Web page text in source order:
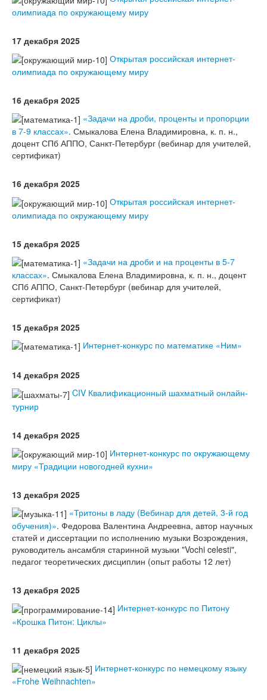
олимпиада по окружающему миру
17 декабря 2025
Открытая российская интернет-
олимпиада по окружающему миру
16 декабря 2025
«Задачи на дроби, проценты и пропорции
в 7-9 классах». Смыкалова Елена Владимировна, к. п. н.,
доцент СПб АППО, Санкт-Петербург (вебинар для учителей,
сертификат)
16 декабря 2025
Открытая российская интернет-
олимпиада по окружающему миру
15 декабря 2025
«Задачи на дроби и на проценты в 5-7
классах». Смыкалова Елена Владимировна, к. п. н., доцент
СПб АППО, Санкт-Петербург (вебинар для учителей,
сертификат)
15 декабря 2025
Интернет-конкурс по математике «Ним»
14 декабря 2025
CIV Квалификационный шахматный онлайн-
турнир
14 декабря 2025
Интернет-конкурс по окружающему
миру «Традиции новогодней кухни»
13 декабря 2025
«Тритоны в ладу (Вебинар для детей, 3-й год
обучения)». Федорова Валентина Андреевна, автор научных
статей и диссертации по исполнению музыки Возрождения,
руководитель ансамбля старинной музыки "Vochi celesti",
педагог теоретических дисциплин (опыт работы 12 лет)
13 декабря 2025
Интернет-конкурс по Питону
«Крошка Питон: Циклы»
11 декабря 2025
Интернет-конкурс по немецкому языку
«Frohe Weihnachten»